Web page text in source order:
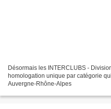
Désormais les INTERCLUBS -
homologation unique par catégorie
Auvergne-Rhône-Alpes